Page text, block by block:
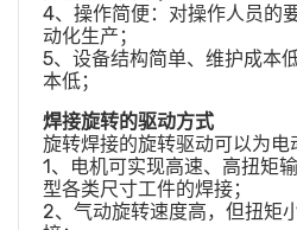
4、操作简便：对操作人员的
动化生产；
5、设备结构简单、维护成本
本低；
焊接旋转的驱动方式
旋转焊接的旋转驱动可以为电
1、电机可实现高速、高扭矩
型各类尺寸工件的焊接；
2、气动旋转速度高，但扭矩